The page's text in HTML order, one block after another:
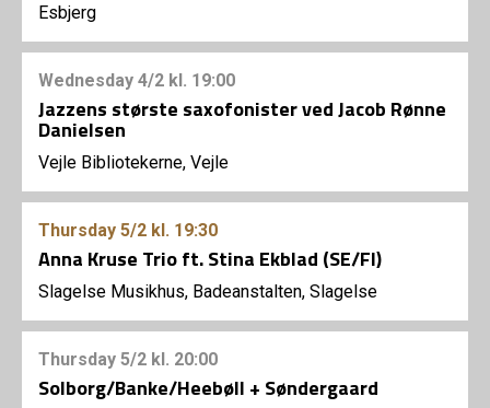
Esbjerg
Wednesday 4/2 kl. 19:00
Jazzens største saxofonister ved Jacob Rønne
Danielsen
Vejle Bibliotekerne, Vejle
Thursday 5/2 kl. 19:30
Anna Kruse Trio ft. Stina Ekblad (SE/FI)
Slagelse Musikhus, Badeanstalten, Slagelse
Thursday 5/2 kl. 20:00
Solborg/Banke/Heebøll + Søndergaard